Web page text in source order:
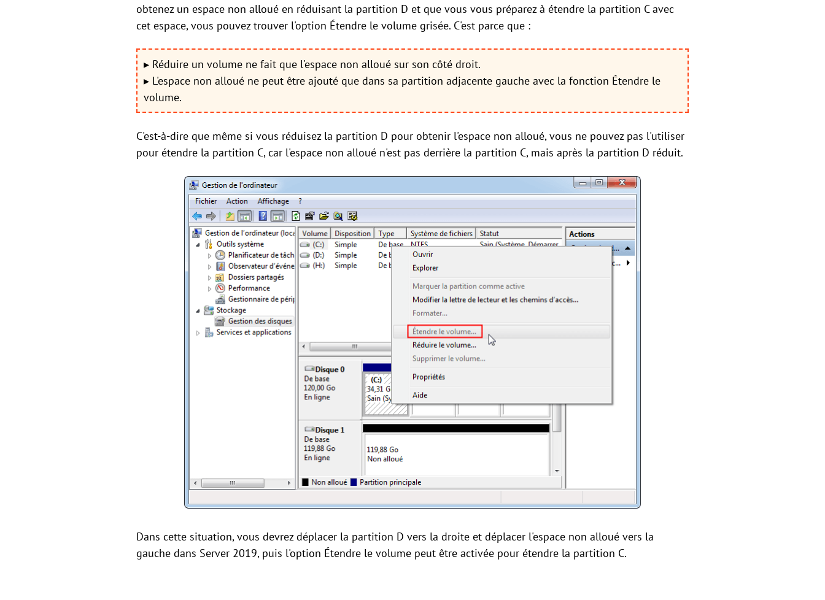
obtenez un espace non alloué en réduisant la partition D et que vous vous préparez à étendre la partition C avec
cet espace, vous pouvez trouver l'option Étendre le volume grisée. C'est parce que :
▸ Réduire un volume ne fait que l'espace non alloué sur son côté droit.
▸ L'espace non alloué ne peut être ajouté que dans sa partition adjacente gauche avec la fonction Étendre le
volume.
C'est-à-dire que même si vous réduisez la partition D pour obtenir l'espace non alloué, vous ne pouvez pas l'utiliser
pour étendre la partition C, car l'espace non alloué n'est pas derrière la partition C, mais après la partition D réduit.
Dans cette situation, vous devrez déplacer la partition D vers la droite et déplacer l'espace non alloué vers la
gauche dans Server 2019, puis l'option Étendre le volume peut être activée pour étendre la partition C.